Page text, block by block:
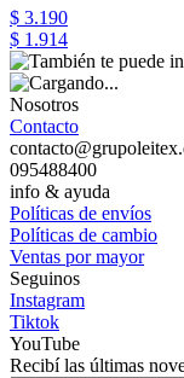
$ 3.190
$ 1.914
Nosotros
Contacto
095488400
info & ayuda
Políticas de envíos
Políticas de cambio
Ventas por mayor
Seguinos
Instagram
Tiktok
YouTube
Recibí las últimas